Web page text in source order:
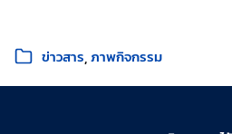
หมวดหมู่:
ข่าวสาร ภาพกิจกรรม